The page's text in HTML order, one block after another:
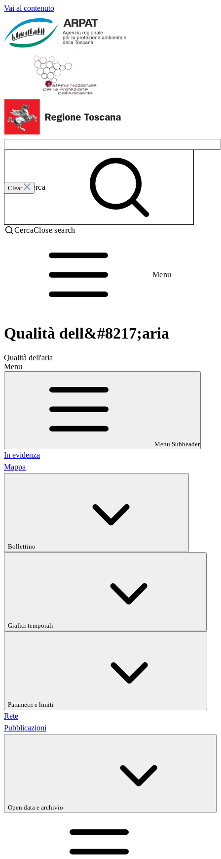
Vai al contenuto
Clear
Invia ricerca
CercaClose search
Menu
Qualità dell&#8217;aria
Qualità dell'aria
Menu
Menu Subheader
In evidenza
Mappa
Bollettino
Grafici temporali
Parametri e limiti
Rete
Pubblicazioni
Open data e archivio